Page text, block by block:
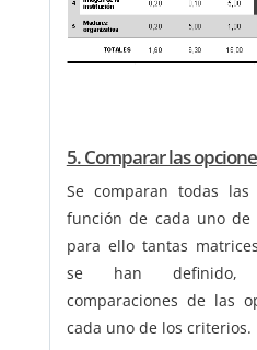
5. Comparar las
Se comparan todas
función de cada uno de
para ello tantas
se han definido,
comparaciones de las
cada uno de los criterios.